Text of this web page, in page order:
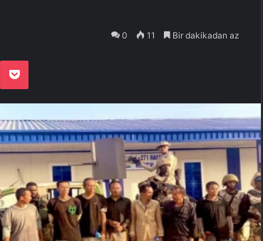
0 11 Bir dakikadan az
Pocket